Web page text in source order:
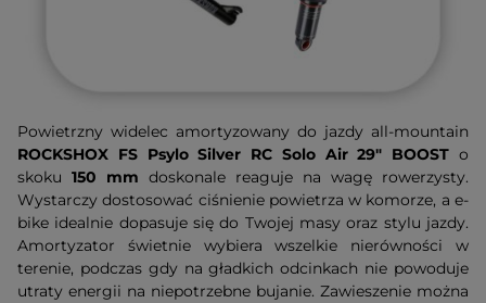
Powietrzny widelec amortyzowany do jazdy all-mountain
ROCKSHOX FS Psylo Silver RC Solo Air 29" BOOST o
skoku 150 mm doskonale reaguje na wagę rowerzysty.
Wystarczy dostosować ciśnienie powietrza w komorze, a e-
bike idealnie dopasuje się do Twojej masy oraz stylu jazdy.
Amortyzator świetnie wybiera wszelkie nierówności w
terenie, podczas gdy na gładkich odcinkach nie powoduje
utraty energii na niepotrzebne bujanie. Zawieszenie można